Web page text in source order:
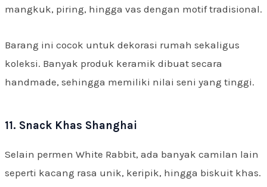
mangkuk, piring, hingga vas dengan motif tradisional.
Barang ini cocok untuk dekorasi rumah sekaligus
koleksi. Banyak produk keramik dibuat secara
handmade, sehingga memiliki nilai seni yang tinggi.
11. Snack Khas Shanghai
Selain permen White Rabbit, ada banyak camilan lain
seperti kacang rasa unik, keripik, hingga biskuit khas.